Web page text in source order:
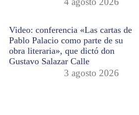
Video: conferencia «Las cartas de
Pablo Palacio como parte de su
obra literaria», que dictó don
Gustavo Salazar Calle
3 agosto 2026